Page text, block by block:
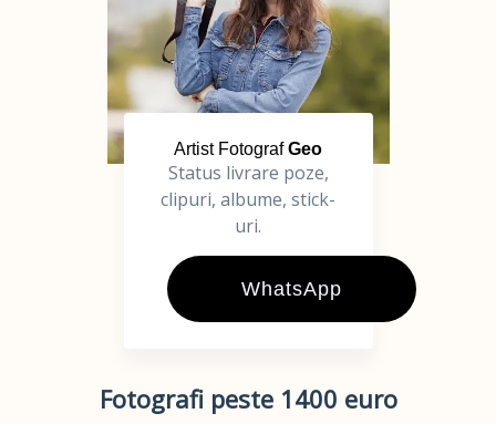
Artist FotografGeo
Status livrare poze,
clipuri, albume, stick-
uri.
WhatsApp
Fotografi peste 1400 euro